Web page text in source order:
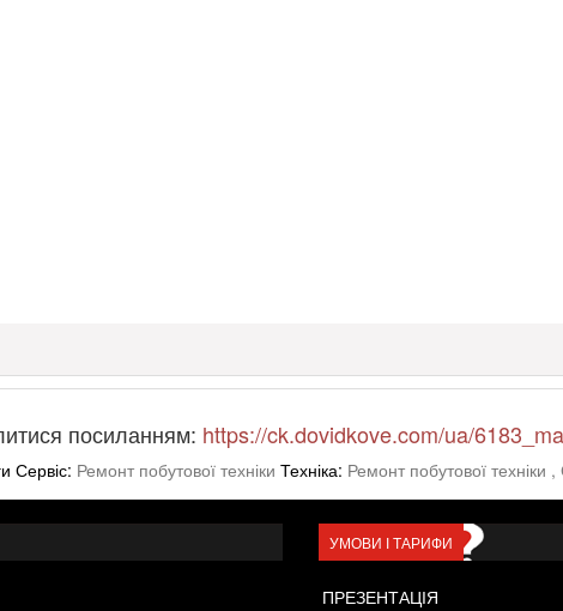
посиланням: https://ck.dovidkove.com/ua/
Сервіс: Ремонт побутової техніки Техніка: Ремонт побутової техніки ,
УМОВИ І ТАРИФИ
ПРЕЗЕНТАЦІЯ